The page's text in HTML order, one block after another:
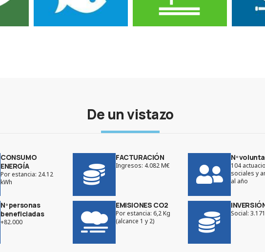
De un vistazo
CONSUMO
ENERGÍA
Por estancia: 24.12
kWh
FACTURACIÓN
Ingresos: 4.082 M€
Nº
104
sociales y
al año
Nº personas
beneficiadas
+82.000
EMISIONES CO2
Por estancia: 6,2 Kg
(alcance 1 y 2)
Social: